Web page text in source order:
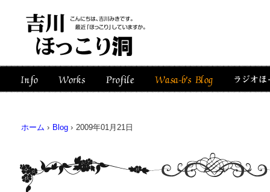
ホーム › Blog › 2009年01月21日